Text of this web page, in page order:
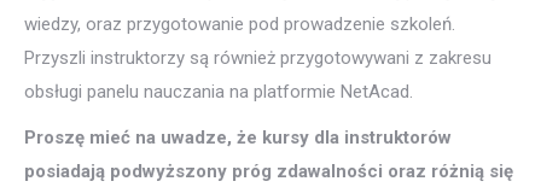
wiedzy, oraz przygotowanie pod prowadzenie szkoleń.
Przyszli instruktorzy są również przygotowywani z zakresu
obsługi panelu nauczania na platformie NetAcad.
Proszę mieć na uwadze, że kursy dla instruktorów
posiadają podwyższony próg zdawalności oraz różnią się